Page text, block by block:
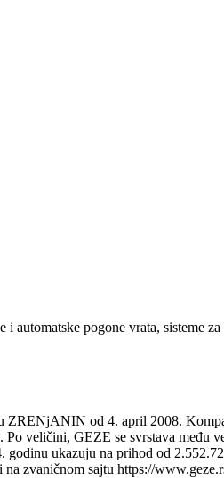
automatske pogone vrata, sisteme
ZRENjANIN od 4. april 2008.
veličini, GEZE se svrstava među
ukazuju na prihod od
zvaničnom sajtu https://